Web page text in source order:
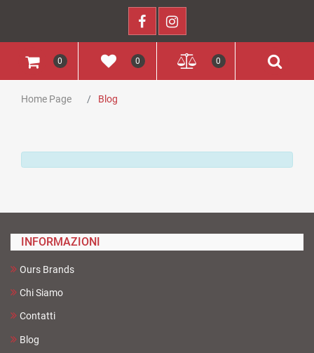
0 0 0
Home Page Blog
INFORMAZIONI
Ours Brands
Chi Siamo
Contatti
Blog